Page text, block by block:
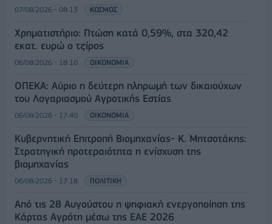
07/08/2026 - 08:13 ΚΟΣΜΟΣ
Χρηματιστήριο: Πτώση κατά 0,59%, στα 320,42
εκατ. ευρώ ο τζίρος
06/08/2026 - 18:10 ΟΙΚΟΝΟΜΙΑ
ΟΠΕΚΑ: Αύριο η δεύτερη πληρωμή των δικαιούχων
του Λογαριασμού Αγροτικής Εστίας
06/08/2026 - 17:40 ΟΙΚΟΝΟΜΙΑ
Κυβερνητική Επιτροπή Βιομηχανίας- Κ. Μητσοτάκης:
Στρατηγική προτεραιότητα η ενίσχυση της
βιομηχανίας
06/08/2026 - 17:18 ΠΟΛΙΤΙΚΗ
Από τις 28 Αυγούστου η ψηφιακή ενεργοποίηση της
Κάρτας Αγρότη μέσω της ΕΑΕ 2026